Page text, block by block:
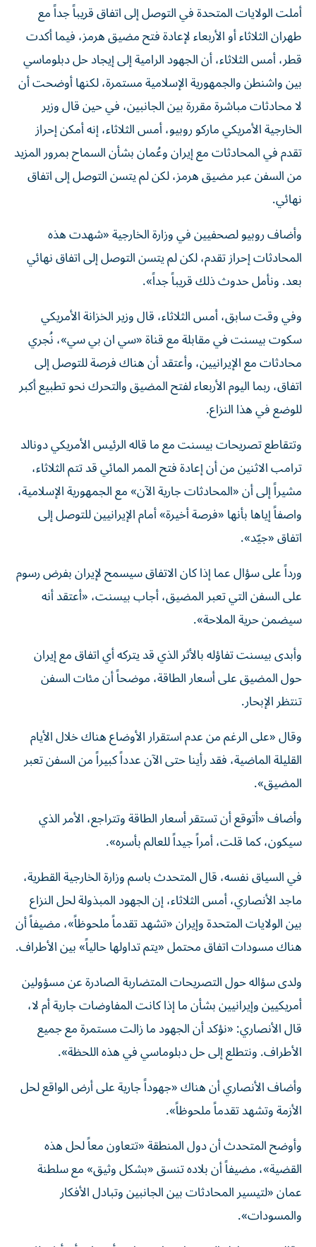
أملت الولايات المتحدة في التوصل إلى اتفاق قريباً جداً مع
طهران الثلاثاء أو الأربعاء لإعادة فتح مضيق هرمز، فيما أكدت
قطر، أمس الثلاثاء، أن الجهود الرامية إلى إيجاد حل دبلوماسي
بين واشنطن والجمهورية الإسلامية مستمرة، لكنها أوضحت أن
لا محادثات مباشرة مقررة بين الجانبين، في حين قال وزير
الخارجية ​الأمريكي ماركو روبيو، أمس الثلاثاء، ‌إنه أمكن إحراز
تقدم ‌في المحادثات مع إيران وعُمان بشأن السماح بمرور المزيد
من السفن عبر ​مضيق هرمز، لكن لم ‌يتسن التوصل إلى اتفاق
نهائي.
وأضاف روبيو لصحفيين في وزارة ​الخارجية «شهدت ‌هذه
المحادثات إحراز ‌تقدم، لكن لم يتسن التوصل ‌إلى ‌اتفاق نهائي
بعد. ‌ونأمل حدوث ذلك قريباً جداً».
وفي وقت سابق، أمس الثلاثاء، قال وزير الخزانة الأمريكي
سكوت بيسنت في مقابلة مع قناة «سي ان بي سي»، نُجري
محادثات مع الإيرانيين، وأعتقد أن هناك فرصة للتوصل إلى
اتفاق، ربما اليوم الأربعاء لفتح المضيق والتحرك نحو تطبيع أكبر
للوضع في هذا النزاع.
وتتقاطع تصريحات بيسنت مع ما قاله الرئيس الأمريكي دونالد
ترامب الاثنين من أن إعادة فتح الممر المائي قد تتم الثلاثاء،
مشيراً إلى أن «المحادثات جارية الآن» مع الجمهورية الإسلامية،
واصفاً إياها بأنها «فرصة أخيرة» أمام الإيرانيين للتوصل إلى
اتفاق «جيّد».
ورداً على سؤال عما إذا كان الاتفاق سيسمح لإيران بفرض رسوم
على السفن التي تعبر المضيق، أجاب بيسنت، «أعتقد أنه
سيضمن حرية الملاحة».
وأبدى بيسنت تفاؤله بالأثر الذي قد يتركه أي اتفاق مع إيران
حول المضيق على أسعار الطاقة، موضحاً أن مئات السفن
تنتظر الإبحار.
وقال «على الرغم من عدم استقرار الأوضاع هناك خلال الأيام
القليلة الماضية، فقد رأينا حتى الآن عدداً كبيراً من السفن تعبر
المضيق».
وأضاف «أتوقع أن تستقر أسعار الطاقة وتتراجع، الأمر الذي
سيكون، كما قلت، أمراً جيداً للعالم بأسره».
في السياق نفسه، قال المتحدث باسم وزارة الخارجية القطرية،
ماجد الأنصاري، أمس الثلاثاء، إن الجهود المبذولة لحل النزاع
بين الولايات المتحدة وإيران «تشهد تقدماً ملحوظاً»، مضيفاً أن
هناك مسودات اتفاق محتمل «يتم تداولها حالياً» بين الأطراف.
ولدى سؤاله حول التصريحات المتضاربة الصادرة عن مسؤولين
أمريكيين وإيرانيين بشأن ما إذا كانت المفاوضات جارية أم لا،
قال الأنصاري: «نؤكد أن الجهود ما زالت مستمرة مع جميع
الأطراف. ونتطلع إلى حل دبلوماسي في هذه اللحظة».
وأضاف الأنصاري أن هناك «جهوداً جارية على أرض الواقع لحل
الأزمة وتشهد تقدماً ملحوظاً».
وأوضح المتحدث أن دول المنطقة «تتعاون معاً لحل هذه
القضية»، مضيفاً أن بلاده تنسق «بشكل وثيق» مع سلطنة
عمان «لتيسير المحادثات بين الجانبين وتبادل الأفكار
والمسودات».